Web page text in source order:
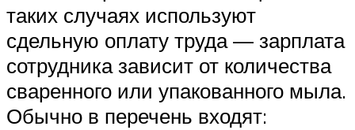
таких случаях используют
сдельную оплату труда — зарплата
сотрудника зависит от количества
сваренного или упакованного мыла.
Обычно в перечень входят: